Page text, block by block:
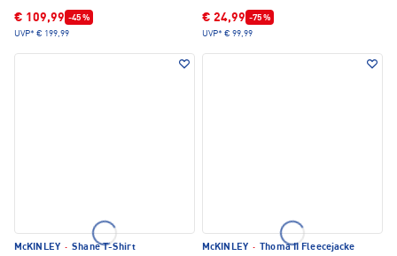
€ 109,99 -45 %
UVP* € 199,99
€ 24,99 -75 %
UVP* € 99,99
McKINLEY · Shane T-Shirt
McKINLEY ·
Thoma II Fleecejacke